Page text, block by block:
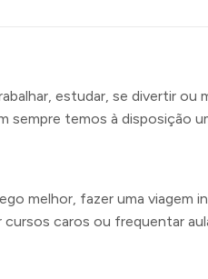
estudar, se divertir
temos à disposição
melhor, fazer uma
caros ou frequentar